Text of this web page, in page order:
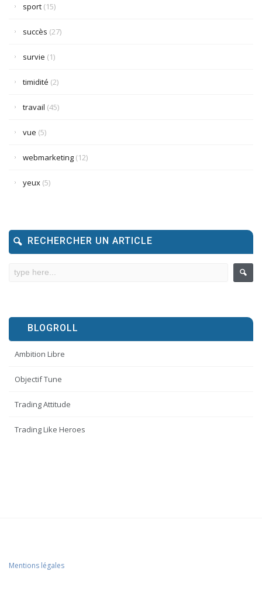
sport (15)
succès (27)
survie (1)
timidité (2)
travail (45)
vue (5)
webmarketing (12)
yeux (5)
RECHERCHER UN ARTICLE
BLOGROLL
Ambition Libre
Objectif Tune
Trading Attitude
Trading Like Heroes
Mentions légales